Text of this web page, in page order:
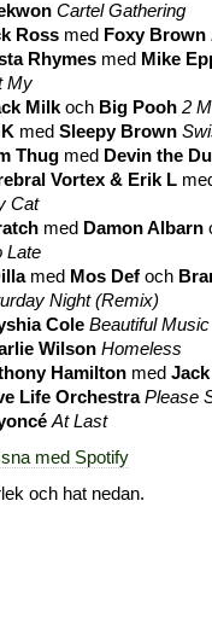
Cartel Gathering
Ross med Foxy Brown
Rhymes med Mike
My
Milkoch Big Pooh 2
med Sleepy Brown
Thug med Devin the
Vortex & Erik L
Cat
med Damon Albarn
Late
med Mos Def och
Night (Remix)
Cole Beautiful Music
Wilson Homeless
Hamilton med
Life Orchestra Please
At Last
med Spotify
och hat nedan.